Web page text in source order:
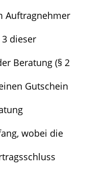
Auftragnehmer
dieser
Beratung (§ 2
Gutschein
wobei die